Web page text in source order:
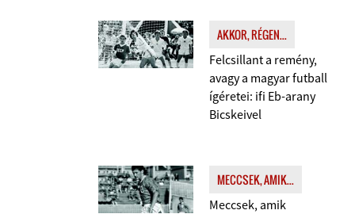
AKKOR, RÉGEN...
Felcsillant a remény,
avagy a magyar futball
ígéretei: ifi Eb-arany
Bicskeivel
MECCSEK, AMIK...
Meccsek, amik